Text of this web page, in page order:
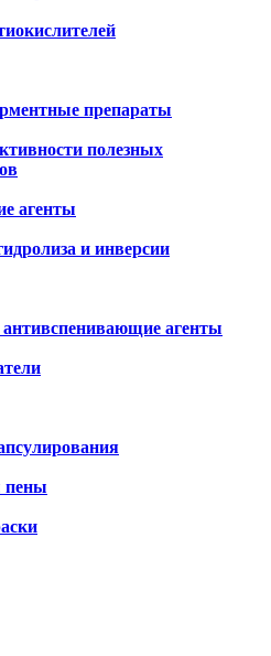
препараты
полезных
агенты
и инверсии
антивспенивающие агенты
пены